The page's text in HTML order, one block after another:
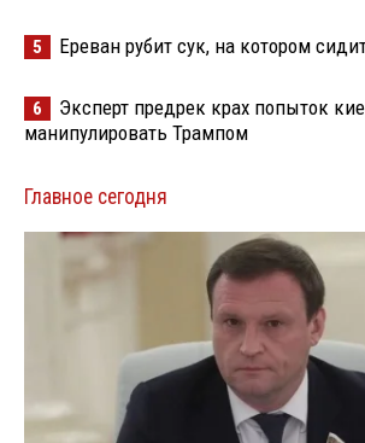
5 Ереван рубит сук, на котором
6
Эксперт предрек крах попыток
манипулировать Трампом
Главное сегодня